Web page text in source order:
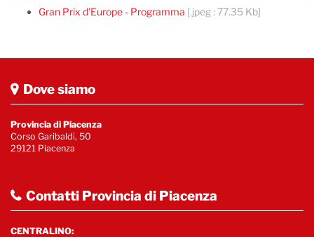
Gran Prix d'Europe - Programma [.jpeg : 77.35 Kb]
Dove siamo
Provincia di Piacenza
Corso Garibaldi, 50
29121 Piacenza
Contatti Provincia di Piacenza
CENTRALINO: